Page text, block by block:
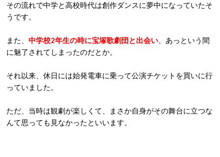
その流れで中学と高校時代は創作ダンスに夢中になっていたそ
うです。
また、 中学校2年生の時に宝塚歌劇団と出会い 、あっという間
に魅了されてしまったのだとか。
それ以来、休日には始発電車に乗って公演チケットを買いに行
っていました。
ただ、当時は観劇が楽しくて、まさか自身がその舞台に立つな
んて思っても見なかったといいます。